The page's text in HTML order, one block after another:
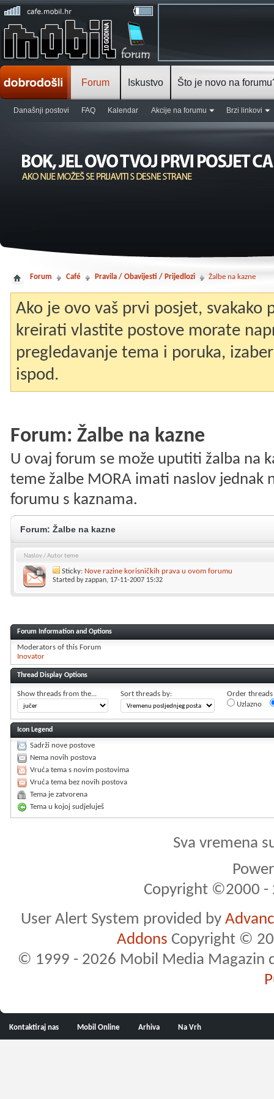
Forum
Današnji postovi FAQ Kalendar Akcije na forumu Brzi linkovi
Iskustvo Što je novo na
Forum Café Pravila / Obavijesti / Prijedlozi Žalbe na kazne
Ako je ovo vaš prvi posjet, svakako
kreirati vlastite postove morate
pregledavanje tema i poruka,
ispod.
Forum: Žalbe na kazne
U ovaj forum se može uputiti žalba na
teme žalbe MORA imati naslov jednak
forumu s kaznama.
Forum: Žalbe na kazne
Naslov/Autor teme
Sticky: Nove razine korisničkih prava u ovom forumu
Started byzappan, 17-11-2007 15:32
Forum Information and Options
Moderators of this Forum
Inovator
Thread Display Options
Show threads from the... Sort threads by:
Order threads
Uzlazno
Icon Legend
Sadrži nove postove
Nema novih postova
Vruća tema s novim postovima
Vruća tema bez novih postova
Tema je zatvorena
Tema u kojoj sudjeluješ
Sva vremena
Copyright ©2000 -
User Alert System provided by
Addons Copyright ©
© 1999 - 2026 Mobil Media Magazin
Kontaktiraj nas Mobil Online Arhiva Na Vrh